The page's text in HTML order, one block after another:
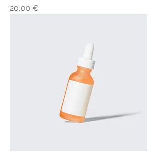
Preis
20,00 €